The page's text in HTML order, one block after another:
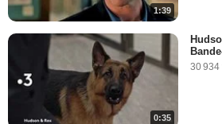
1:39
0:35
30 934